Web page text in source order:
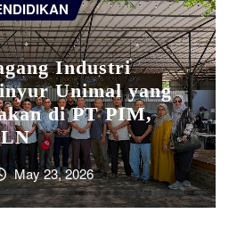
Industri
Unimal yang
di PT PIM,
May 23, 2026